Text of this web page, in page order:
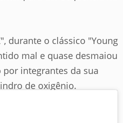
durante o clássico "Young
mal e quase desmaiou
integrantes da sua
de oxigênio.